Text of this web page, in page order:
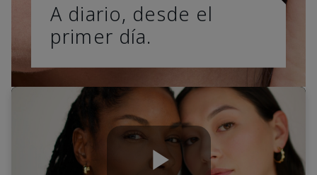
A diario, desde el
primer día.